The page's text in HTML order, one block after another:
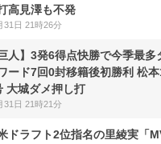
高見澤も不発
31日 21時26分
巨人】3発6得点快勝で今季最
ード7回0封移籍後初勝利 松
大城ダメ押し打
31日 21時21分
ドラフト2位指名の里綾実「